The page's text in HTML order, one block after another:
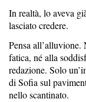
In realtà, lo aveva
lasciato credere.
Pensa
fatica, né alla
redazione. Solo
di Sofia sul
nello scantinato.